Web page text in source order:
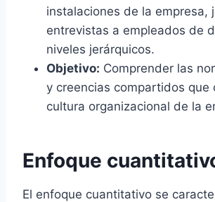
instalaciones de la empresa,
entrevistas a empleados de
niveles jerárquicos.
Objetivo: Comprender las
y creencias compartidos que
cultura organizacional de la
Enfoque
El enfoque cuantitativo se